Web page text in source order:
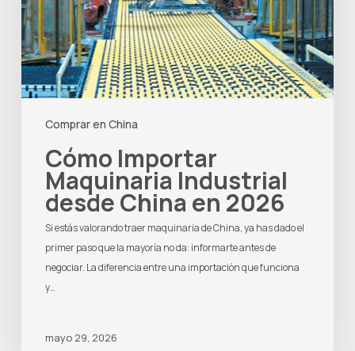
Comprar en China
China
en
2026
Cómo Importar
Maquinaria Industrial
desde China en 2026
Si estás valorando traer maquinaria de China, ya has dado el
primer paso que la mayoría no da: informarte antes de
negociar. La diferencia entre una importación que funciona
y…
mayo 29, 2026